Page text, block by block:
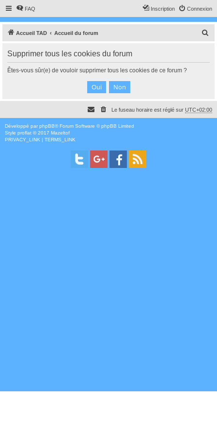
FAQ Connexion
Inscription
Accueil TAD Accueil du forum
c
h
Supprimer tous les cookies du forum
Êtes-vous sûr(e) de vouloir supprimer tous les cookies de ce forum ?
Le fuseau horaire est réglé sur UTC+02:00
Développé par phpBB® Forum Software © phpBB Limited
Style proflat © 2017 Mazeltof
PRIVACY_LINK | TERMS_LINK